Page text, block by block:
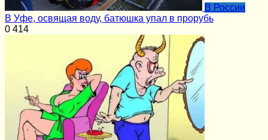
В России
В Уфе, освящая воду, батюшка упал в прорубь
0 414